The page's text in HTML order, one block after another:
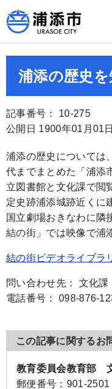
浦添の歴史
記事番号： 10-275
公開日 1900年01月01日
浦添の歴史については
代までまとめた「浦添
立図書館と文化課で閲
定史跡浦添城跡近くに
国立劇場おきなわに
結の街」では映像で浦
結の街ビデオライブラ
問い合わせ先： 文化課
電話番号： 098-876-
この記事に関するお
教育委員会教育部
郵便番号： 901-2501